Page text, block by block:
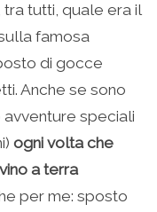
tutti, quale era il
famosa
di gocce
Anche se sono
avventure speciali
ogni volta che
a terra
per me: sposto